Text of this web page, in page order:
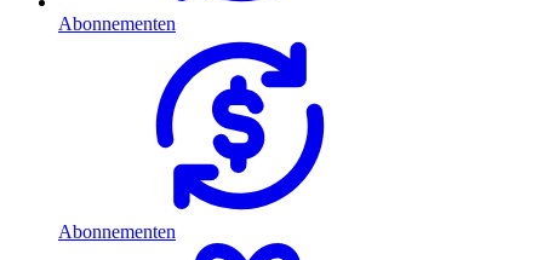
Abonnementen
Abonnementen